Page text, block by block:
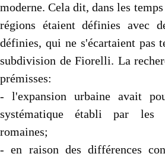
moderne. Cela dit, dans les
régions étaient définies avec
définies, qui ne s'écartaient pas
subdivision de Fiorelli. La
prémisses:
- l'expansion urbaine avait
systématique établi par les
romaines;
- en raison des différences